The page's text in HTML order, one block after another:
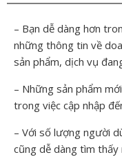
– Bạn dễ dàng hơn
những thông tin về
sản phẩm, dịch vụ
– Những sản phẩm
trong việc cập nhập
– Với số lượng người
cũng dễ dàng tìm thấy